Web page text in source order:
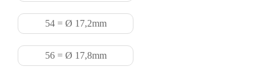
54 = Ø 17,2mm
56 = Ø 17,8mm